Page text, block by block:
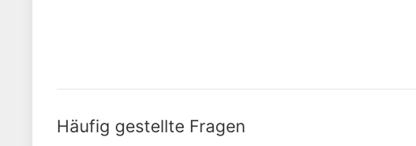
Häufig gestellte Fragen